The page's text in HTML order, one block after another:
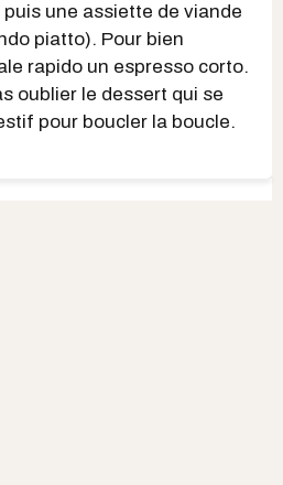
une assiette de viande
piatto). Pour bien
rapido un espresso corto.
oublier le dessert qui se
pour boucler la boucle.